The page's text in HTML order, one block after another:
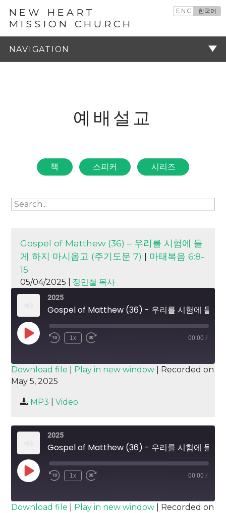
NEW HEART
MISSION CHURCH
ENG 한국어
예배설교
책 스피커 시리즈
Gospel of Matthew (36) – 우리를 시험에 들
게 하지 마시옵고 (주기도문 7) | 마태복음 6:8-
15
05/04/2025 | 정민철 목사
2025
Play
Episode
1x 00:00 /
SUBSCRIBE SHARE
SHARE
LINK
EMBED
Download file Play in new window
Recorded on
May 5, 2025
MP3 Video
2025
Play
Episode
1x 00:00 /
SUBSCRIBE SHARE
Download file Play in new window
Recorded on